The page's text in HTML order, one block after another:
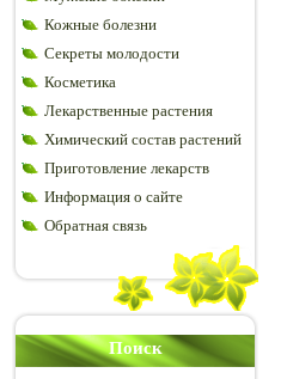
Кожные болезни
Секреты молодости
Косметика
Лекарственные растения
Химический состав растений
Приготовление лекарств
Информация о сайте
Обратная связь
Поиск